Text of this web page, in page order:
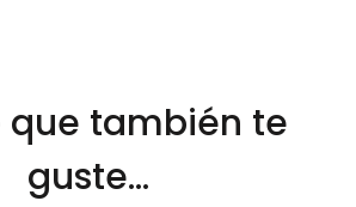
que también te
guste...